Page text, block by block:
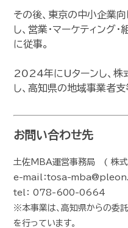
その後、東京の中小企業
し、営業・マーケティング
に従事。
2024年にUターンし、株
し、高知県の地域事業者支
お問い合わせ先
土佐MBA運営事務局 ( 株式
e-mail：tosa-
tel： 078-600-0664
※本事業は、高知県からの委
を行っています。